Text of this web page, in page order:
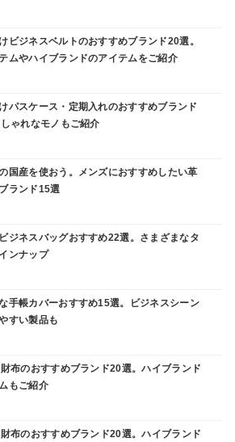
ビジネスベルトのおすすめブランド20選。
ムやハイブランドのアイテムをご紹介
パスケース・定期入れのおすすめブランド
ゃれなモノもご紹介
国産を使おう。メンズにおすすめしたい革
ランド15選
ジネスバッグおすすめ22選。さまざまなタ
ンナップ
手帳カバーおすすめ15選。ビジネスシーン
すい製品も
布のおすすめブランド20選。ハイブランド
もご紹介
布のおすすめブランド20選。ハイブランド